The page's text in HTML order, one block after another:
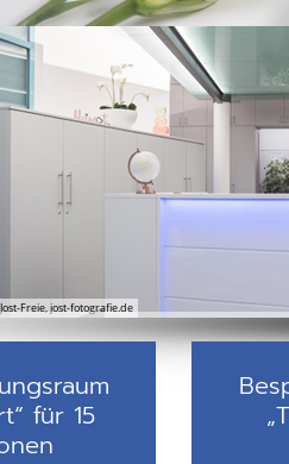
Freie, jost-fotografie.de
für 15